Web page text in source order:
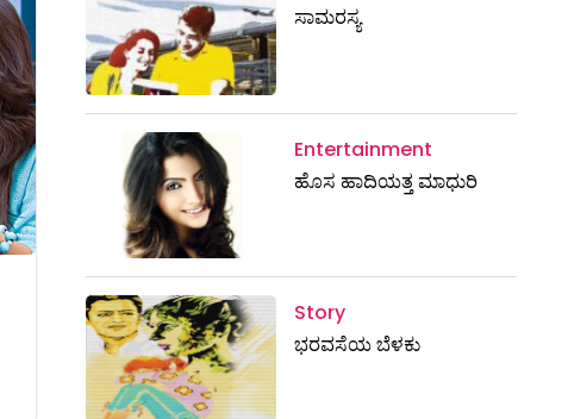
ಸಾಮರಸ್ಯ
Entertainment
ಹೊಸ ಹಾದಿಯತ್ತ ಮಾಧುರಿ
Story
ಭರವಸೆಯ ಬೆಳಕು